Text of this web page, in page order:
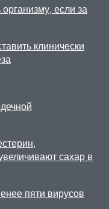
если за
клинически
сахар в
пяти вирусов